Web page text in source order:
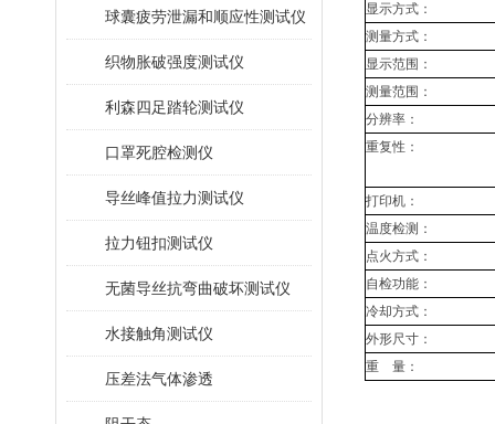
球囊疲劳泄漏和顺应性测试仪
织物胀破强度测试仪
利森四足踏轮测试仪
口罩死腔检测仪
导丝峰值拉力测试仪
拉力钮扣测试仪
无菌导丝抗弯曲破坏测试仪
水接触角测试仪
压差法气体渗透
显示方式：
测量方式：
显示范围：
测量范围：
分辨率：
重复性：
打印机：
温度检测：
点火方式：
自检功能：
冷却方式：
外形尺寸：
重
量：